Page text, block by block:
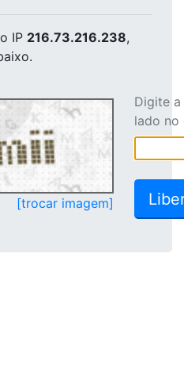
IP 216.73.216.238,
[trocar imagem]
Digite
lado no